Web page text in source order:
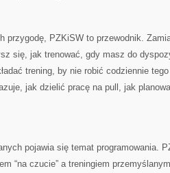
przygodę, PZKiSW to przewodnik.
się, jak trenować, gdy masz do
trening, by nie robić codziennie
jak dzielić pracę na pull, jak
pojawia się temat programowania.
“na czucie” a treningiem